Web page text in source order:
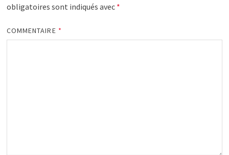
obligatoires sont indiqués avec *
COMMENTAIRE *